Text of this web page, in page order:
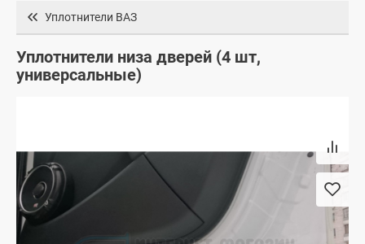
Уплотнители ВАЗ
Уплотнители низа дверей (4 шт,
универсальные)